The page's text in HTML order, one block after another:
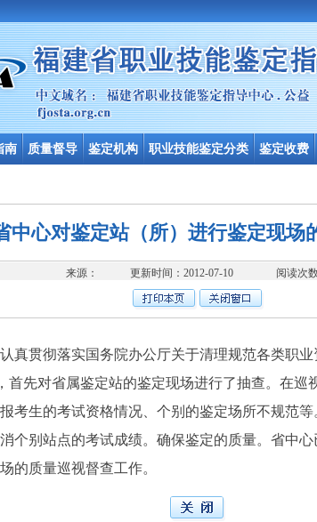
南 质量督导 鉴定机构 职业技能鉴定分类 鉴定收费
中心对鉴定站（所）进行鉴定现场
来源： 更新时间：2012-07-10 阅读次数
贯彻落实国务院办公厅关于清理规范各类职业
首先对省属鉴定站的鉴定现场进行了抽查。在
考生的考试资格情况、个别的鉴定场所不规范
个别站点的考试成绩。确保鉴定的质量。省中
的质量巡视督查工作。